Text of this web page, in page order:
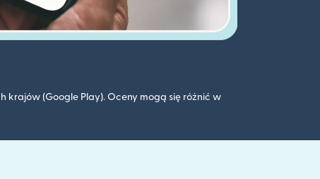
(Google Play). Oceny mogą się różnić w